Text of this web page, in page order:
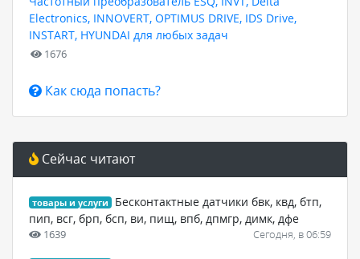
Electronics, INNOVERT, OPTIMUS DRIVE, IDS Drive,
INSTART, HYUNDAI для любых задач
1676
Как сюда попасть?
Сейчас читают
товары и услуги
Бесконтактные датчики бвк, квд, бтп,
пип, всг, брп, бсп, ви, пищ, впб, дпмгр, димк, дфе
1639 Сегодня, в 06:59